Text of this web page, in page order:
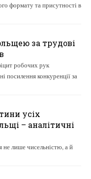
формату та присутності в
за трудові
робочих рук
посилення конкуренції за
усіх
– аналітичні
не лише чисельністю, а й